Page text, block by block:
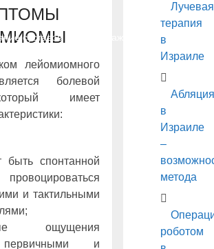
суставов
средствами
лейомиомного
болевой
имеет
быть спонтанной
и тактильными
ощущения
и
Лучевая
терапия
в
Израиле
Абляция
в
Израиле
–
метода
роботом